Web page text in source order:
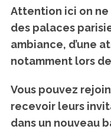
Attention ici on
des palaces
ambiance, d’une
notamment lors
Vous pouvez
recevoir leurs
dans un nouveau